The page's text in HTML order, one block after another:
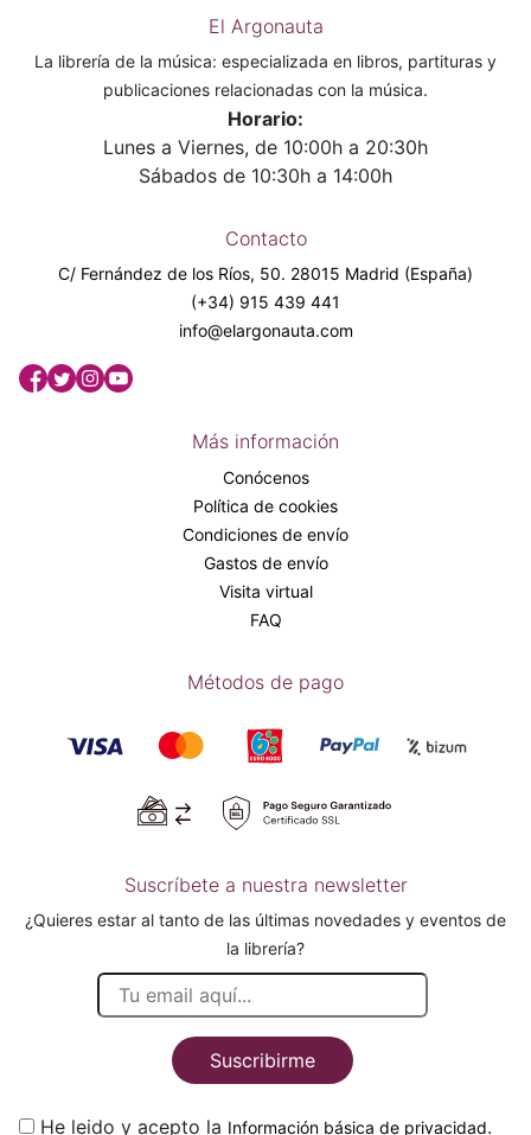
El Argonauta
La librería de la música: especializada en libros, partituras y
publicaciones relacionadas con la música.
Horario:
Lunes a Viernes, de 10:00h a 20:30h
Sábados de 10:30h a 14:00h
Contacto
C/ Fernández de los Ríos, 50. 28015 Madrid (España)
(+34) 915 439 441
info@elargonauta.com
Más información
Conócenos
Política de cookies
Condiciones de envío
Gastos de envío
Visita virtual
FAQ
Métodos de pago
Suscríbete a nuestra newsletter
¿Quieres estar al tanto de las últimas novedades y eventos de
la librería?
Suscribirme
He leido y acepto la Información básica de privacidad.